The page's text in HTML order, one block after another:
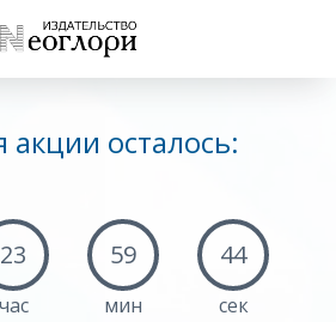
осталось:
23
час
59
мин
43
сек